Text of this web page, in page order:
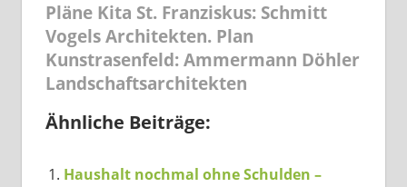
Pläne Kita St. Franziskus: Schmitt
Vogels Architekten. Plan
Kunstrasenfeld: Ammermann Döhler
Landschaftsarchitekten
Ähnliche Beiträge:
Haushalt nochmal ohne Schulden –